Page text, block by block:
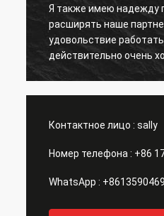
Я также имею надежду
расширять наше
удовольствие
действительно очень
профессионал и
Контактное лицо : sally
Номер телефона : +86
WhatsApp :